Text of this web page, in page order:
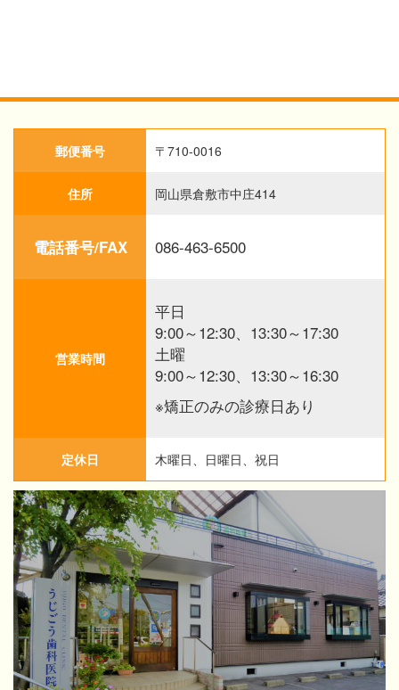
郵便番号 〒710-0016
住所 岡山県倉敷市中庄414
電話番号/FAX 086-463-6500
営業時間
平日
9:00～12:30、13:30～17:30
土曜
9:00～12:30、13:30～16:30
※矯正のみの診療日あり
定休日 木曜日、日曜日、祝日